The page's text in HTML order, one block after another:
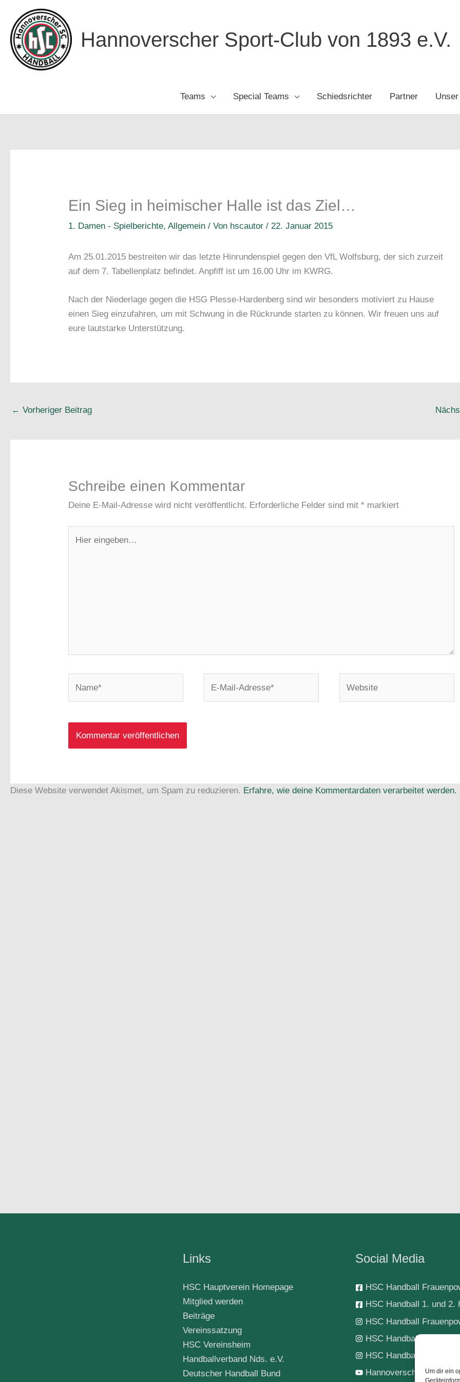
Um dir ein
Inhalt
springen
Hannoverscher Sport-Club von 1893 e.V.
Teams Special Teams Schiedsrichter Partner
Ein Sieg in heimischer Halle ist das Ziel…
1. Damen - Spielberichte,Allgemein / Von hscautor/ 22. Januar 2015
Am 25.01.2015 bestreiten wir das letzte Hinrundenspiel gegen den VfL Wolfsburg, der sich zurzeit
auf dem 7. Tabellenplatz befindet. Anpfiff ist um 16.00 Uhr im KWRG.
Nach der Niederlage gegen die HSG Plesse-Hardenberg sind wir besonders motiviert zu Hause
einen Sieg einzufahren, um mit Schwung in die Rückrunde starten zu können. Wir freuen uns auf
eure lautstarke Unterstützung.
← Vorheriger Beitrag
Schreibe einen Kommentar
Deine E-Mail-Adresse wird nicht veröffentlicht. Erforderliche Felder sind mit* markiert
eingeben…
Diese Website verwendet Akismet, um Spam zu reduzieren. Erfahre, wie deine Kommentardaten verarbeitet werden.
Links
HSC Hauptverein Homepage
Mitglied werden
Beiträge
Vereinssatzung
HSC Vereinsheim
Handballverband Nds. e.V.
Deutscher Handball Bund
Social Media
HSC Handball
HSC Handball 1. und 2.
HSC Handball
HSC Handball 1. Herren
HSC Handball-Jugend
Hannoverscher SC